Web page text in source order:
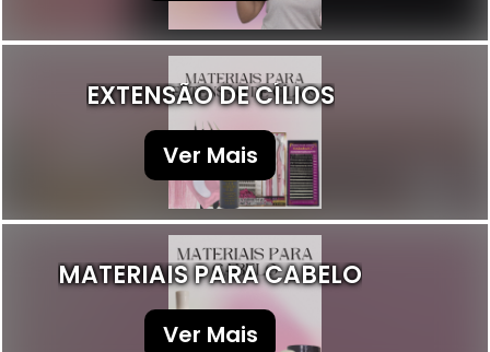
EXTENSÃO DE CÍLIOS
Ver Mais
MATERIAIS PARA CABELO
Ver Mais